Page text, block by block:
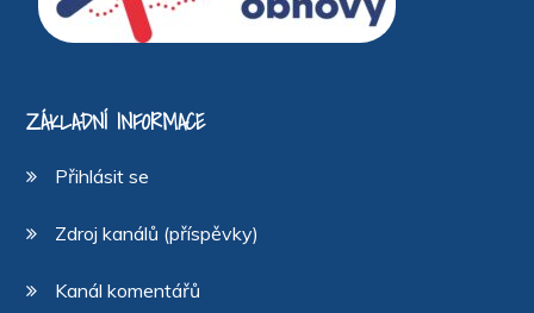
ZÁKLADNÍ INFORMACE
Přihlásit se
Zdroj kanálů (příspěvky)
Kanál komentářů